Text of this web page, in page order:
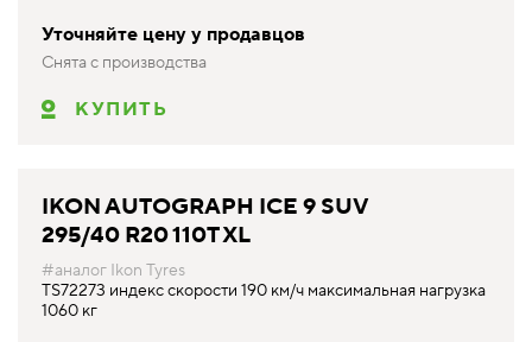
Уточняйте цену у продавцов
Снята с производства
КУПИТЬ
IKON AUTOGRAPH ICE 9 SUV
295/40 R20 110T XL
#аналог Ikon Tyres
TS72273 индекс скорости 190 км/ч максимальная нагрузка
1060 кг